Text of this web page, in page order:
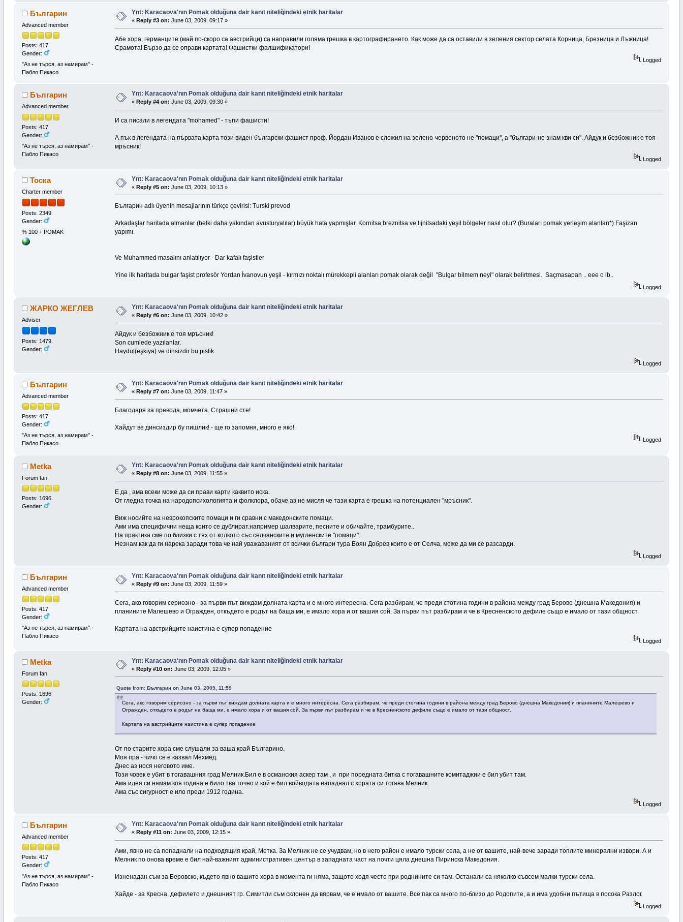
Българин
Advanced member
Posts: 417
Gender:
"Аз не търся, аз намирам" -
Пабло Пикасо
Ynt: Karacaova'nın Pomak olduğuna dair kanıt niteliğindeki etnik haritalar
« Reply #3 on: June 03, 2009, 09:17 »
Абе хора, германците (май по-скоро са австрийци) са направили голяма грешка в картографирането. Как може да са оставили в зеления сектор селата Корница, Брезница и Лъжница!
Срамота! Бързо да се оправи картата! Фашистки фалшификатори!
Logged
Българин
Advanced member
Posts: 417
Gender:
"Аз не търся, аз намирам" -
Пабло Пикасо
Ynt: Karacaova'nın Pomak olduğuna dair kanıt niteliğindeki etnik haritalar
« Reply #4 on: June 03, 2009, 09:30 »
И са писали в легендата "mohamed" - тъпи фашисти!
А пък в легендата на първата карта този виден български фашист проф. Йордан Иванов е сложил на зелено-червеното не "помаци", а "българи-не знам кви си". Айдук и безбожник е тоя
мръсник!
Logged
Тоска
Charter member
Posts: 2349
Gender:
% 100 + POMAK
Ynt: Karacaova'nın Pomak olduğuna dair kanıt niteliğindeki etnik haritalar
« Reply #5 on: June 03, 2009, 10:13 »
Българин adlı üyenin mesajlarının türkçe çevirisi: Turski prevod
Arkadaşlar haritada almanlar (belki daha yakından avusturyalılar) büyük hata yapmışlar. Kornitsa breznitsa ve lıjnitsadaki yeşil bölgeler nasıl olur? (Buraları pomak yerleşim alanları*) Faşizan
yapımı.
Ve Muhammed masalını anlatılıyor - Dar kafalı faşistler
Yine ilk haritada bulgar faşist profesör Yordan İvanovun yeşil - kırmızı noktalı mürekkepli alanları pomak olarak değil "Bulgar bilmem neyi" olarak belirtmesi. Saçmasapan .. eee o ib..
Logged
ЖАРКО ЖЕГЛЕВ
Adviser
Posts: 1479
Gender:
Ynt: Karacaova'nın Pomak olduğuna dair kanıt niteliğindeki etnik haritalar
« Reply #6 on: June 03, 2009, 10:42 »
Айдук и безбожник е тоя мръсник!
Son cumlede yazılanlar.
Haydut(eşkiya) ve dinsizdir bu pislik.
Logged
Българин
Advanced member
Posts: 417
Gender:
"Аз не търся, аз намирам" -
Пабло Пикасо
Ynt: Karacaova'nın Pomak olduğuna dair kanıt niteliğindeki etnik haritalar
« Reply #7 on: June 03, 2009, 11:47 »
Благодаря за превода, момчета. Страшни сте!
Хайдут ве динсиздир бу пишлик! - ще го запомня, много е яко!
Logged
Metka
Forum fan
Posts: 1696
Gender:
Ynt: Karacaova'nın Pomak olduğuna dair kanıt niteliğindeki etnik haritalar
« Reply #8 on: June 03, 2009, 11:55 »
E да , ама всеки може да си прави карти каквито иска.
От гледна точка на народопсихологията и фолклора, обаче аз не мисля че тази карта е грешка на потенциален "мръсник".
Виж носийте на неврокопските помаци и ги сравни с македонските помаци.
Ами има специфични неща които се дублират.например шалварите, песните и обичайте, трамбурите..
На практика сме по близки с тях от колкото със селчанските и мугленските "помаци".
Незнам как да ги нарека заради това че най уважаваният от всички българи тура Боян Добрев които е от Селча, може да ми се разсарди.
Logged
Българин
Advanced member
Posts: 417
Gender:
"Аз не търся, аз намирам" -
Пабло Пикасо
Ynt: Karacaova'nın Pomak olduğuna dair kanıt niteliğindeki etnik haritalar
« Reply #9 on: June 03, 2009, 11:59 »
Сега, ако говорим сериозно - за първи път виждам долната карта и е много интересна. Сега разбирам, че преди стотина години в района между град Берово (днешна Македония) и
планините Малешево и Огражден, откъдето е родът на баща ми, е имало хора и от вашия сой. За първи път разбирам и че в Кресненското дефиле също е имало от тази общност.
Картата на австрийците наистина е супер попадение
Logged
Metka
Forum fan
Posts: 1696
Gender:
Ynt: Karacaova'nın Pomak olduğuna dair kanıt niteliğindeki etnik haritalar
« Reply #10 on: June 03, 2009, 12:05 »
Quote from: Българин on June 03, 2009, 11:59
Сега, ако говорим сериозно - за първи път виждам долната карта и е много интересна. Сега разбирам, че преди стотина години в района между град Берово (днешна Македония) и планините Малешево и
Огражден, откъдето е родът на баща ми, е имало хора и от вашия сой. За първи път разбирам и че в Кресненското дефиле също е имало от тази общност.
Картата на австрийците наистина е супер попадение
От по старите хора сме слушали за ваша край Българино.
Моя пра - чичо се е казвал Мехмед.
Днес аз нося неговото име.
Този човек е убит в тогавашния град Мелник.Бил е в османския аскер там , и при поредната битка с тогавашните комитаджии е бил убит там.
Ама идея си нямам коя година е било тва точно и кой е бил войводата нападнал с хората си тогава Мелник.
Ама със сигурност е ило преди 1912 година.
Logged
Българин
Advanced member
Posts: 417
Gender:
"Аз не търся, аз намирам" -
Пабло Пикасо
Ynt: Karacaova'nın Pomak olduğuna dair kanıt niteliğindeki etnik haritalar
« Reply #11 on: June 03, 2009, 12:15 »
Ами, явно не са попаднали на подходящия край, Метка. За Мелник не се учудвам, но в него район е имало турски села, а не от вашите, най-вече заради топлите минерални извори. А и
Мелник по онова време е бил най-важният административен център в западната част на почти цяла днешна Пиринска Македония.
Изненадан съм за Беровско, където явно вашите хора в момента ги няма, защото ходя често при роднините си там. Останали са няколко съвсем малки турски села.
Хайде - за Кресна, дефилето и днешният гр. Симитли съм склонен да вярвам, че е имало от вашите. Все пак са много по-близо до Родопите, а и има удобни пътища в посока Разлог.
Logged